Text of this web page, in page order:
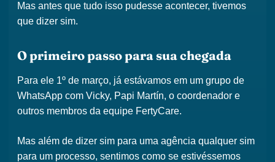
Mas antes que tudo isso pudesse acontecer, tivemos
que dizer sim.
O primeiro passo para sua chegada
Para ele 1º de março, já estávamos em um grupo de
WhatsApp com Vicky, Papi Martín, o coordenador e
outros membros da equipe FertyCare.
Mas além de dizer sim para uma agência qualquer sim
para um processo, sentimos como se estivéssemos